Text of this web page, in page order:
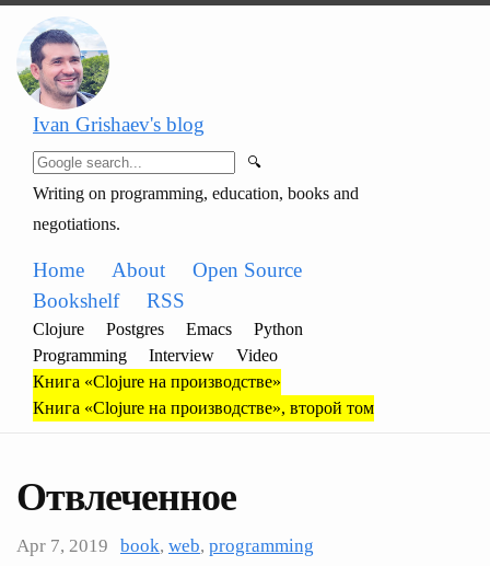
Ivan Grishaev's blog
🔍
Writing on programming, education, books and
negotiations.
Home About
Open Source
Bookshelf
RSS
Clojure Postgres Emacs
Python
Programming
Interview
Video
Книга «Clojure на производстве»
Книга «Clojure на производстве», второй том
Отвлеченное
Apr 7, 2019 book, web, programming